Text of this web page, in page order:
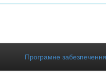
Програмне